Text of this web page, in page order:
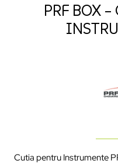
PRF BOX
Cutia pentru Instrumente